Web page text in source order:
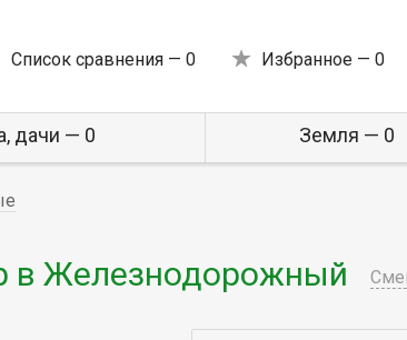
Список сравнения — 0 Избранное — 0
дачи — 0 Земля — 0
в Железнодорожный